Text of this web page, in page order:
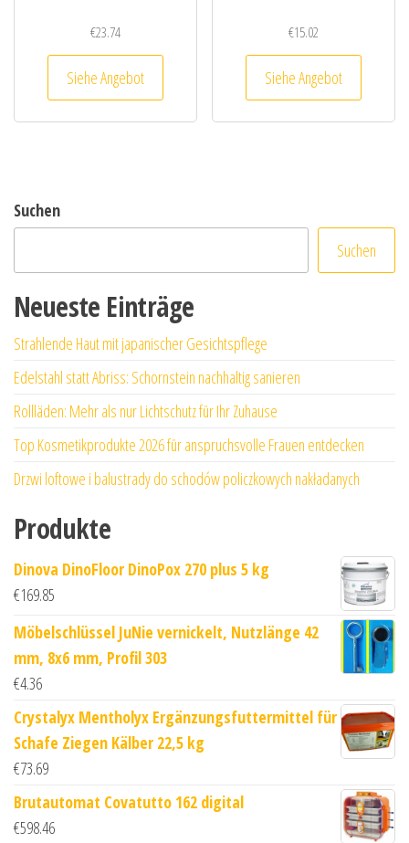
€23.74
Siehe Angebot
€15.02
Siehe Angebot
Suchen
Suchen
Neueste Einträge
Strahlende Haut mit japanischer Gesichtspflege
Edelstahl statt Abriss: Schornstein nachhaltig sanieren
Rollläden: Mehr als nur Lichtschutz für Ihr Zuhause
Top Kosmetikprodukte 2026 für anspruchsvolle Frauen entdecken
Drzwi loftowe i balustrady do schodów policzkowych nakładanych
Produkte
Dinova DinoFloor DinoPox 270 plus 5 kg
€169.85
Möbelschlüssel JuNie vernickelt, Nutzlänge 42
mm, 8x6 mm, Profil 303
€4.36
Crystalyx Mentholyx Ergänzungsfuttermittel für
Schafe Ziegen Kälber 22,5 kg
€73.69
Brutautomat Covatutto 162 digital
€598.46